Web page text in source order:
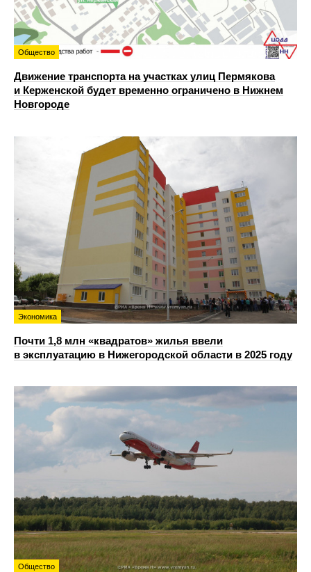
Общество
Движение транспорта на участках улиц Пермякова
и Керженской будет временно ограничено в Нижнем
Новгороде
Экономика
Почти 1,8 млн «квадратов» жилья ввели
в эксплуатацию в Нижегородской области в 2025 году
Общество